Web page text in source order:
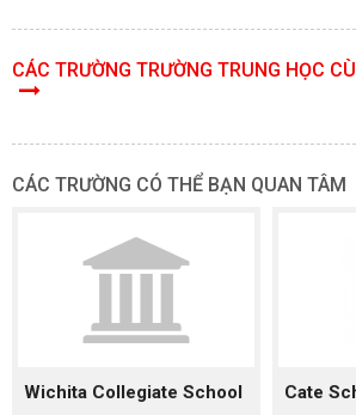
CÁC TRƯỜNG TRƯỜNG TRUNG HỌC
CÁC TRƯỜNG CÓ THỂ BẠN QUAN TÂM
Wichita Collegiate School Cate